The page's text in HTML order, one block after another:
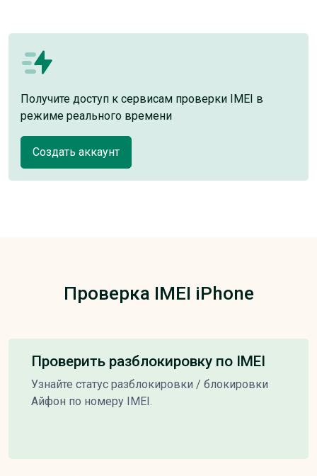
Получите доступ к сервисам проверки IMEI в
режиме реального времени
Создать аккаунт
Проверка IMEI iPhone
Проверить разблокировку по IMEI
Узнайте статус разблокировки / блокировки
Айфон по номеру IMEI.